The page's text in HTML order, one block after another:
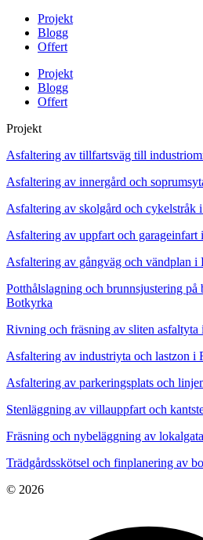
Projekt
Blogg
Offert
Projekt
Blogg
Offert
Projekt
Asfaltering av tillfartsväg till
Asfaltering av innergård och
Asfaltering av skolgård och cykelstråk
Asfaltering av uppfart och
Asfaltering av gångväg och vändplan
Potthålslagning och brunnsjustering på
Botkyrka
Rivning och fräsning av sliten
Asfaltering av industriyta och lastzon i
Asfaltering av parkeringsplats och
Stenläggning av villauppfart och
Fräsning och nybeläggning av
Trädgårdsskötsel och finplanering av
© 2026